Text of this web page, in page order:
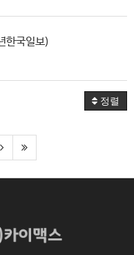
한국일보)
정렬